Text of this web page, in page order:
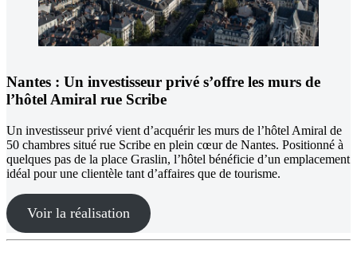
Nantes : Un investisseur privé s’offre les murs de
l’hôtel Amiral rue Scribe
Un investisseur privé vient d’acquérir les murs de l’hôtel Amiral de
50 chambres situé rue Scribe en plein cœur de Nantes. Positionné à
quelques pas de la place Graslin, l’hôtel bénéficie d’un emplacement
idéal pour une clientèle tant d’affaires que de tourisme.
Voir la réalisation